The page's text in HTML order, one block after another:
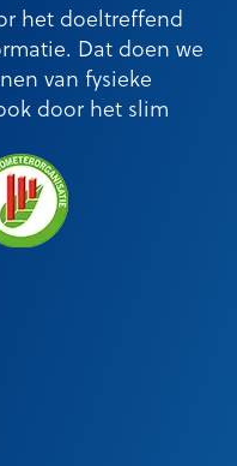
het doeltreffend
Dat doen we
van fysieke
door het slim